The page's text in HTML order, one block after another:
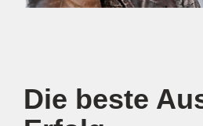
Aussicht auf